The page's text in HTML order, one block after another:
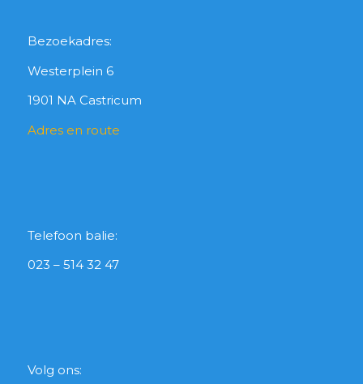
Bezoekadres:
Westerplein 6
1901 NA Castricum
Adres en route
Telefoon balie:
023 – 514 32 47
Volg ons: